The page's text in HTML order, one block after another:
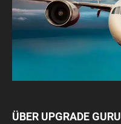
ÜBER UPGRADE GURU